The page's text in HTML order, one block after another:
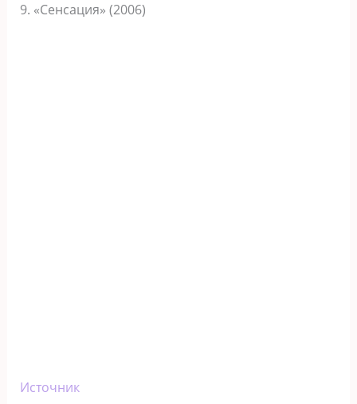
9. «Сенсация» (2006)
Источник